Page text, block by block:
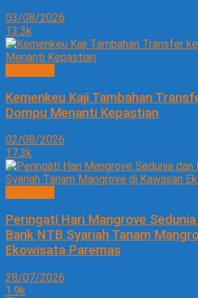
03/08/2026
13.3k
Kemenkeu Kaji Tambahan
Dompu Menanti Kepastian
02/08/2026
17.3k
Peringati Hari Mangrove
Bank NTB Syariah Tanam
Ekowisata Paremas
28/07/2026
1.9k